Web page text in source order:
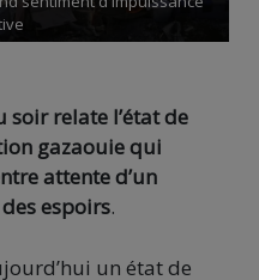
soir relate l’état de
gazaouie qui
attente d’un
espoirs.
un état de